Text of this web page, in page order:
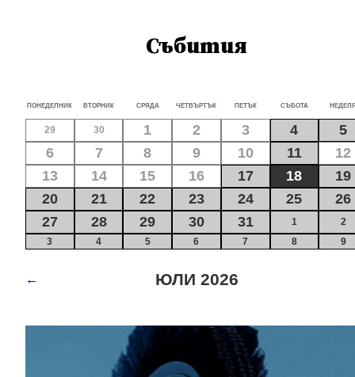
Събития
ПОНЕДЕЛНИК ВТОРНИК СРЯДА ЧЕТВЪРТЪК ПЕТЪК СЪБОТА
29 30 1 2 3 4
5
6
7 8 9 10 11
12
13
14 15 16 17 18
19
20
21 22 23 24 25
26
27
28 29 30 31 1
2
3
4 5 6 7 8 9
← ЮЛИ 2026